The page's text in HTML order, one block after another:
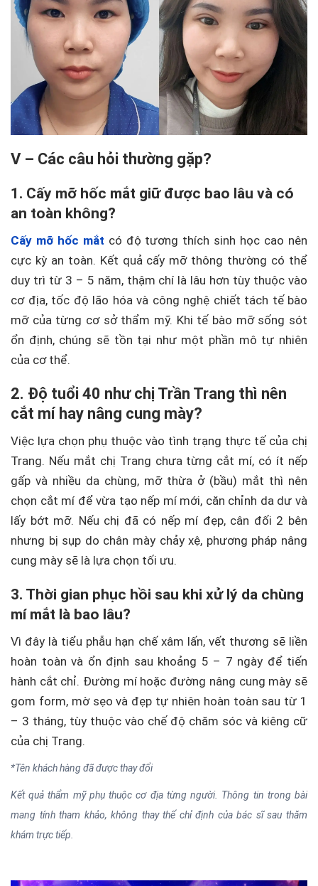
V – Các câu hỏi thường gặp?
1. Cấy mỡ hốc mắt giữ được bao lâu và có
an toàn không?
Cấy mỡ hốc mắt có độ tương thích sinh học cao nên
cực kỳ an toàn. Kết quả cấy mỡ thông thường có thể
duy trì từ 3 – 5 năm, thậm chí là lâu hơn tùy thuộc vào
cơ địa, tốc độ lão hóa và công nghệ chiết tách tế bào
mỡ của từng cơ sở thẩm mỹ. Khi tế bào mỡ sống sót
ổn định, chúng sẽ tồn tại như một phần mô tự nhiên
của cơ thể.
2. Độ tuổi 40 như chị Trần Trang thì nên
cắt mí hay nâng cung mày?
Việc lựa chọn phụ thuộc vào tình trạng thực tế của chị
Trang. Nếu mắt chị Trang chưa từng cắt mí, có ít nếp
gấp và nhiều da chùng, mỡ thừa ở (bầu) mắt thì nên
chọn cắt mí để vừa tạo nếp mí mới, căn chỉnh da dư và
lấy bớt mỡ. Nếu chị đã có nếp mí đẹp, cân đối 2 bên
nhưng bị sụp do chân mày chảy xệ, phương pháp nâng
cung mày sẽ là lựa chọn tối ưu.
3. Thời gian phục hồi sau khi xử lý da chùng
mí mắt là bao lâu?
Vì đây là tiểu phẫu hạn chế xâm lấn, vết thương sẽ liền
hoàn toàn và ổn định sau khoảng 5 – 7 ngày để tiến
hành cắt chỉ. Đường mí hoặc đường nâng cung mày sẽ
gom form, mờ sẹo và đẹp tự nhiên hoàn toàn sau từ 1
– 3 tháng, tùy thuộc vào chế độ chăm sóc và kiêng cữ
của chị Trang.
*Tên khách hàng đã được thay đổi
Kết quả thẩm mỹ phụ thuộc cơ địa từng người. Thông tin trong bài
mang tính tham khảo, không thay thế chỉ định của bác sĩ sau thăm
khám trực tiếp.